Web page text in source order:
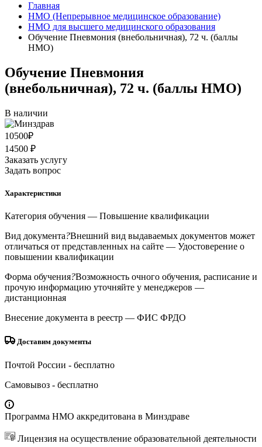
Главная
НМО (Непрерывное медицинское образование)
НМО для высшего медицинского образования
Обучение Пневмония (внебольничная), 72 ч. (баллы
НМО)
Обучение Пневмония
(внебольничная), 72 ч. (баллы НМО)
В наличии
10500₽
14500 ₽
Заказать услугу
Задать вопрос
Характеристики
Категория обучения — Повышение квалификации
Вид документа?Внешний вид выдаваемых документов может
отличаться от представленных на сайте — Удостоверение о
повышении квалификации
Форма обучения?Возможность очного обучения, расписание и
прочую информацию уточняйте у менеджеров —
дистанционная
Внесение документа в реестр — ФИС ФРДО
Доставим документы
Почтой России - бесплатно
Самовывоз - бесплатно
Программа НМО аккредитована в Минздраве
Лицензия на осуществление образовательной деятельности